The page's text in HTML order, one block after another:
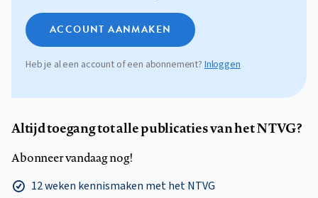
ACCOUNT AANMAKEN
Heb je al een account of een abonnement? Inloggen
Altijd toegang tot alle publicaties van het NTVG?
Abonneer vandaag nog!
12 weken kennismaken met het NTVG